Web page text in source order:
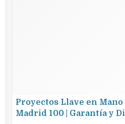
Proyectos Llave en
Madrid 100 | Garantía y